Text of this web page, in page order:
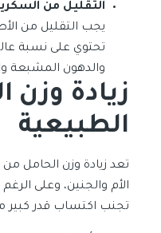
التقليل من
يجب التقليل من
تحتوي على نسبة
والدهون المشبعة
زيادة وزن
الطبيعية
تعد زيادة وزن الحامل
الأم والجنين، وعلى
تجنب اكتساب قدر كبير